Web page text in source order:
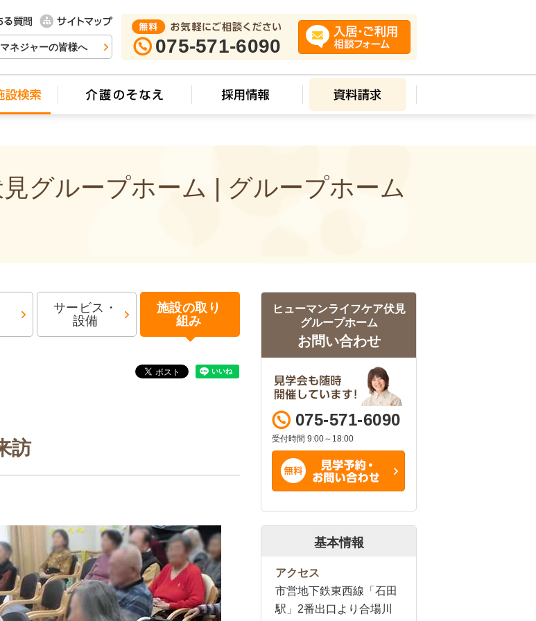
ネジャーの皆様へ 075-571-6090
グループホーム | グループホーム
サービス・
設備
施設の取り
組み
訪
ヒューマンライフケア伏見
グループホーム
お問い合わせ
075-571-6090
受付時間 9:00～18:00
基本情報
アクセス
市営地下鉄東西線「石田
駅」2番出口より合場川